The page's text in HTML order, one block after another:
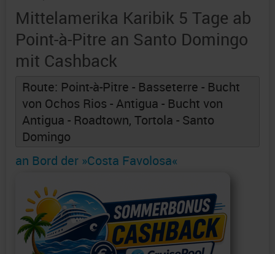
Mittelamerika Karibik 5 Tage ab
Point-à-Pitre an Santo Domingo
mit Cashback
Route: Point-à-Pitre - Basseterre - Bucht
von Ochos Rios - Antigua - Bucht von
Antigua - Roadtown, Tortola - Santo
Domingo
an Bord der »Costa Favolosa«